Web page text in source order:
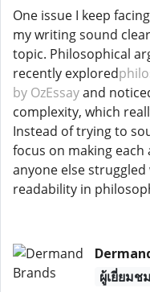
One issue I keep
my writing sound
topic. Philosophical
recently explored
by OzEssayand
complexity, which
Instead of trying to
focus on making
anyone else
readability in
ผู้เยี่ยมชม